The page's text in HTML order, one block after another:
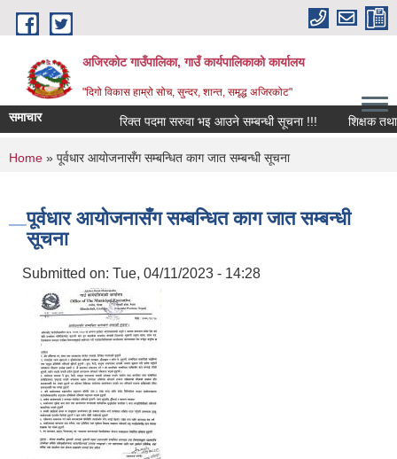
Skip to main content
अजिरकोट गाउँपालिका, गाउँ कार्यपालिकाको कार्यालय
"दिगो विकास हाम्रो सोच, सुन्दर, शान्त, समृद्ध अजिरकोट"
समाचार रिक्त पदमा सरुवा भइ आउने सम्बन्धी सूचना !!! शिक्षक तथा
You are here
Home » पूर्वधार आयोजनासँग सम्बन्धित काग जात सम्बन्धी सूचना
पूर्वधार आयोजनासँग सम्बन्धित काग जात सम्बन्धी
सूचना
Submitted on: Tue, 04/11/2023 - 14:28